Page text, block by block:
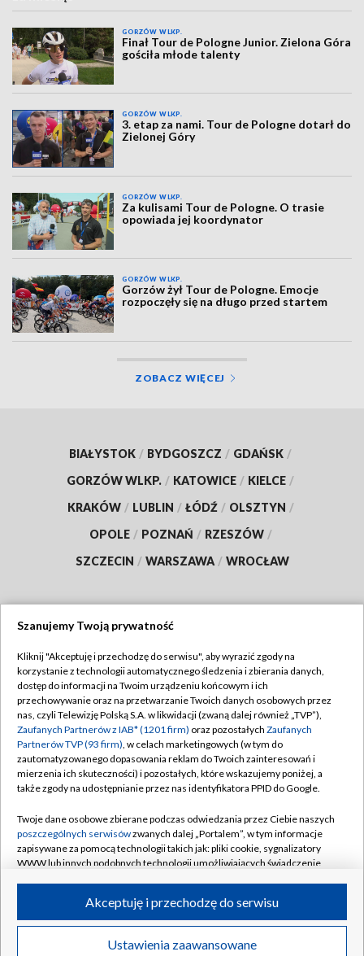
GORZÓW WLKP.
Finał Tour de Pologne Junior. Zielona Góra
gościła młode talenty
GORZÓW WLKP.
3. etap za nami. Tour de Pologne dotarł do
Zielonej Góry
GORZÓW WLKP.
Za kulisami Tour de Pologne. O trasie
opowiada jej koordynator
GORZÓW WLKP.
Gorzów żył Tour de Pologne. Emocje
rozpoczęły się na długo przed startem
ZOBACZ WIĘCEJ
BIAŁYSTOK / BYDGOSZCZ / GDAŃSK /
GORZÓW WLKP. / KATOWICE / KIELCE /
KRAKÓW / LUBLIN / ŁÓDŹ / OLSZTYN /
OPOLE / POZNAŃ / RZESZÓW /
SZCZECIN / WARSZAWA / WROCŁAW
TVP
Abonament TVP
Emisja w TVP
Centrum informacji TVP
Naziemna Telewizja Cyfrowa
Rada Programowa
System NOS
Informacje o nadawcy
Program dla prasy
Regulamin TVP
Polityka prywatności
Moje zgody
Pomoc
Kontakt
Kanały
©2026 Telewizja Polska S.A. w likwidacji
Szanujemy Twoją prywatność
Kliknij "Akceptuję i przechodzę do serwisu", aby wyrazić zgody na
korzystanie z technologii automatycznego śledzenia i zbierania danych,
dostęp do informacji na Twoim urządzeniu końcowym i ich
przechowywanie oraz na przetwarzanie Twoich danych osobowych przez
nas, czyli Telewizję Polską S.A. w likwidacji (zwaną dalej również „TVP”),
Zaufanych Partnerów z IAB* (1201 firm) oraz pozostałych Zaufanych
Partnerów TVP (93 firm), w celach marketingowych (w tym do
zautomatyzowanego dopasowania reklam do Twoich zainteresowań i
mierzenia ich skuteczności) i pozostałych, które wskazujemy poniżej, a
także zgody na udostępnianie przez nas identyfikatora PPID do Google.
Twoje dane osobowe zbierane podczas odwiedzania przez Ciebie naszych
poszczególnych serwisówzwanych dalej „Portalem”, w tym informacje
zapisywane za pomocą technologii takich jak: pliki cookie, sygnalizatory
WWW lub innych podobnych technologii umożliwiających świadczenie
ruchu w Internecie.
Twoje dane osobowe zbierane podczas odwiedzania przez Ciebie
poszczególnych serwisówna Portalu, takie jak adresy IP, identyfikatory
Ustawienia zaawansowane
Akceptuję i przechodzę do serwisu